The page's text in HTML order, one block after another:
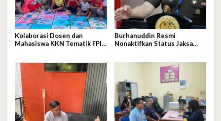
Kolaborasi Dosen dan
Mahasiswa KKN Tematik FPIK
Anak-anak di Kelurahan
Lapulu
Burhanuddin Resmi
Nonaktifkan Status Jaksa